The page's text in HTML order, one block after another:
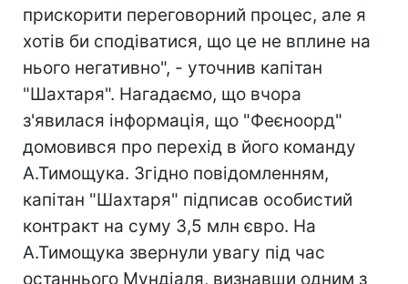
прискорити переговорний процес, але я
хотів би сподіватися, що це не вплине на
нього негативно", - уточнив капітан
"Шахтаря". Нагадаємо, що вчора
з'явилася інформація, що "Феєноорд"
домовився про перехід в його команду
А.Тимощука. Згідно повідомленням,
капітан "Шахтаря" підписав особистий
контракт на суму 3,5 млн євро. На
А.Тимощука звернули увагу під час
останнього Мундіаля, визнавши одним з